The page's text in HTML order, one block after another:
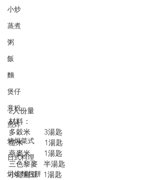
小炒
蒸煮
粥
飯
麵
煲仔
意粉
煎炸
烤焗菜式
日式料理
烘焙麵包餅
2人份量
材料：
多穀米       3湯匙
糙米           1湯匙
燕麥米       1湯匙
三色黎麥   半湯匙
小紅扁豆   1湯匙